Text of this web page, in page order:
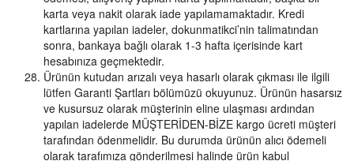
karta veya nakit olarak iade yapılamamaktadır. Kredi
kartlarına yapılan iadeler, dokunmatikci’nin talimatından
sonra, bankaya bağlı olarak 1-3 hafta içerisinde kart
hesabınıza geçmektedir.
Ürünün kutudan arızalı veya hasarlı olarak çıkması ile ilgili
lütfen Garanti Şartları bölümüzü okuyunuz. Ürünün hasarsız
ve kusursuz olarak müşterinin eline ulaşması ardından
yapılan iadelerde MÜŞTERİDEN-BİZE kargo ücreti müşteri
tarafından ödenmelidir. Bu durumda ürünün alıcı ödemeli
olarak tarafımıza gönderilmesi halinde ürün kabul